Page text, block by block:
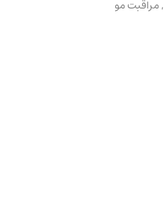
,مراقبت مو